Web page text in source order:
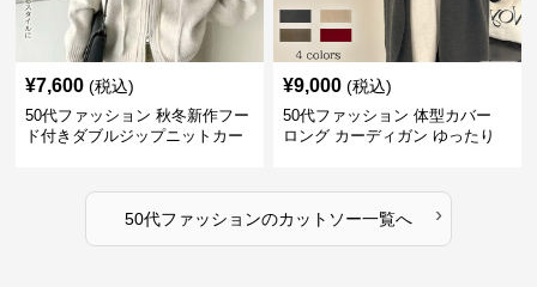
¥7,600 (税込)
50代ファッション 秋冬新作フー
ド付きダブルジップニットカー
¥9,000 (税込)
50代ファッション 体型カバー
ロング カーディガン ゆったり
50代ファッションのカットソー一覧へ ›